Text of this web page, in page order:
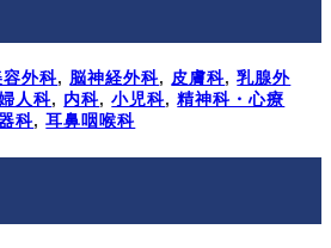
外科, 脳神経外科, 皮膚科, 乳腺外
人科, 内科, 小児科, 精神科・心療
科, 耳鼻咽喉科